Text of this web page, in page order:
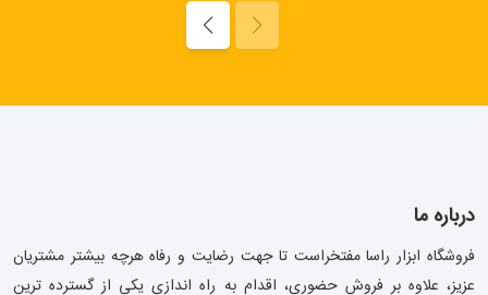
درباره ما
فروشگاه ابزار راسا مفتخراست تا جهت رضایت و رفاه هرچه بیشتر مشتریان
عزیز، علاوه بر فروش حضوری، اقدام به راه اندازی یکی از گسترده ترین